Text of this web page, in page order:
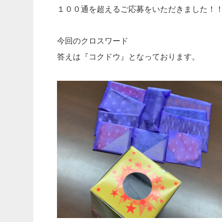
１００通を超えるご応募をいただきました！
今回のクロスワード
答えは『コクドウ』となっております。